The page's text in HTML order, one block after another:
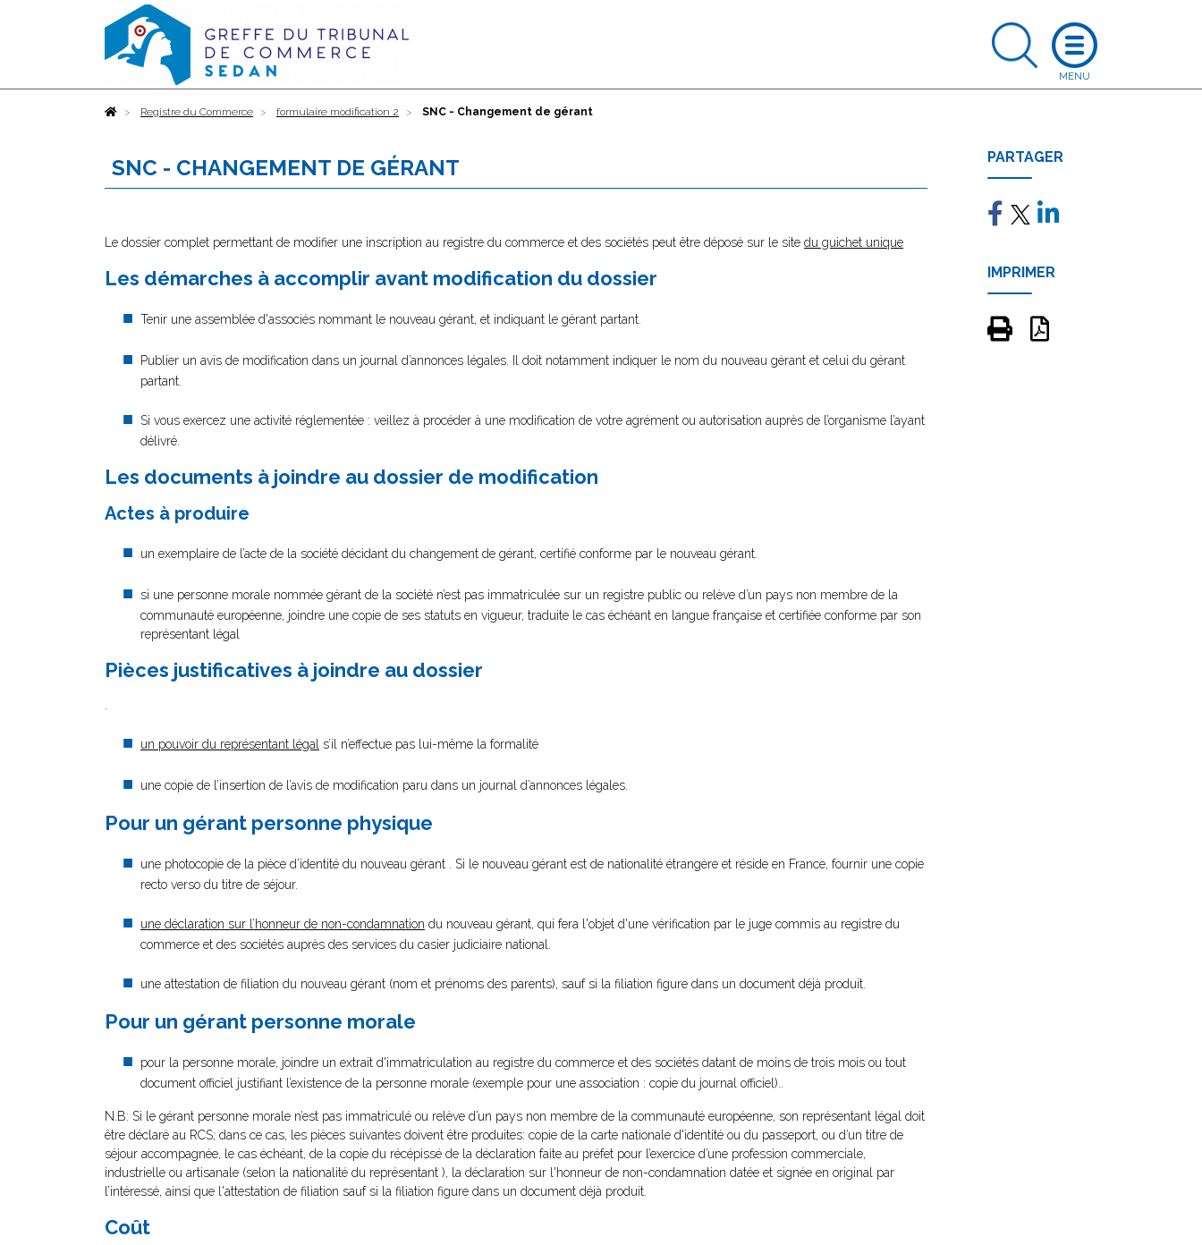
AccueilRegistre du Commerce formulaire modification 2 SNC - Changement de gérant
SNC - CHANGEMENT DE GÉRANT
Le dossier complet permettant de modifier une inscription au registre du commerce et des sociétés peut être déposé sur le site du guichet unique
Les démarches à accomplir avant modification du dossier
Tenir une assemblée d'associés nommant le nouveau gérant, et indiquant le gérant partant.
Publier un avis de modification dans un journal d’annonces légales. Il doit notamment indiquer le nom du nouveau gérant et celui du gérant
partant.
Si vous exercez une activité réglementée : veillez à procéder à une modification de votre agrément ou autorisation auprès de l’organisme l’ayant
délivré.
Les documents à joindre au dossier de modification
Actes à produire
un exemplaire de l’acte de la société décidant du changement de gérant, certifié conforme par le nouveau gérant.
si une personne morale nommée gérant de la société n’est pas immatriculée sur un registre public ou relève d’un pays non membre de la
communauté européenne, joindre une copie de ses statuts en vigueur, traduite le cas échéant en langue française et certifiée conforme par son
représentant légal
Pièces justificatives à joindre au dossier
un pouvoir du représentant légal s’il n’effectue pas lui-même la formalité
une copie de l’insertion de l’avis de modification paru dans un journal d’annonces légales.
Pour un gérant personne physique
une photocopie de la pièce d’identité du nouveau gérant . Si le nouveau gérant est de nationalité étrangère et réside en France, fournir une copie
recto verso du titre de séjour.
une déclaration sur l’honneur de non-condamnation du nouveau gérant, qui fera l'objet d'une vérification par le juge commis au registre du
commerce et des sociétés auprès des services du casier judiciaire national.
une attestation de filiation du nouveau gérant (nom et prénoms des parents), sauf si la filiation figure dans un document déjà produit.
Pour un gérant personne morale
pour la personne morale, joindre un extrait d'immatriculation au registre du commerce et des sociétés datant de moins de trois mois ou tout
document officiel justifiant l’existence de la personne morale (exemple pour une association : copie du journal officiel)..
N.B: Si le gérant personne morale n’est pas immatriculé ou relève d’un pays non membre de la communauté européenne, son représentant légal doit
être déclaré au RCS; dans ce cas, les pièces suivantes doivent être produites: copie de la carte nationale d'identité ou du passeport, ou d’un titre de
séjour accompagnée, le cas échéant, de la copie du récépissé de la déclaration faite au préfet pour l’exercice d’une profession commerciale,
industrielle ou artisanale (selon la nationalité du représentant ), la déclaration sur l'honneur de non-condamnation datée et signée en original par
l’intéressé, ainsi que l'attestation de filiation sauf si la filiation figure dans un document déjà produit.
Coût
PARTAGER
IMPRIMER